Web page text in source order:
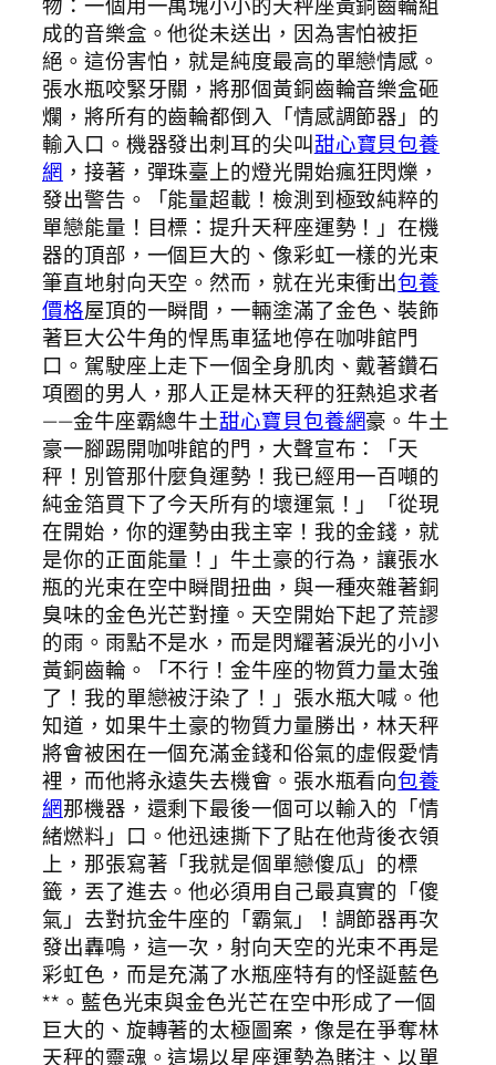
成的音樂盒。他從未送出，因為害怕被拒
絕。這份害怕，就是純度最高的單戀情感。
張水瓶咬緊牙關，將那個黃銅齒輪音樂盒砸
爛，將所有的齒輪都倒入「情感調節器」的
輸入口。機器發出刺耳的尖叫甜心寶貝包養
網 ，接著，彈珠臺上的燈光開始瘋狂閃爍，
發出警告。「能量超載！檢測到極致純粹的
單戀能量！目標：提升天秤座運勢！」在機
器的頂部，一個巨大的、像彩虹一樣的光束
筆直地射向天空。然而，就在光束衝出包養
價格屋頂的一瞬間，一輛塗滿了金色、裝飾
著巨大公牛角的悍馬車猛地停在咖啡館門
口。駕駛座上走下一個全身肌肉、戴著鑽石
項圈的男人，那人正是林天秤的狂熱追求者
——金牛座霸總牛土甜心寶貝包養網豪。牛土
豪一腳踢開咖啡館的門，大聲宣布：「天
秤！別管那什麼負運勢！我已經用一百噸的
純金箔買下了今天所有的壞運氣！」「從現
在開始，你的運勢由我主宰！我的金錢，就
是你的正面能量！」牛土豪的行為，讓張水
瓶的光束在空中瞬間扭曲，與一種夾雜著銅
臭味的金色光芒對撞。天空開始下起了荒謬
的雨。雨點不是水，而是閃耀著淚光的小小
黃銅齒輪。「不行！金牛座的物質力量太強
了！我的單戀被汙染了！」張水瓶大喊。他
知道，如果牛土豪的物質力量勝出，林天秤
將會被困在一個充滿金錢和俗氣的虛假愛情
裡，而他將永遠失去機會。張水瓶看向包養
網那機器，還剩下最後一個可以輸入的「情
緒燃料」口。他迅速撕下了貼在他背後衣領
上，那張寫著「我就是個單戀傻瓜」的標
籤，丟了進去。他必須用自己最真實的「傻
氣」去對抗金牛座的「霸氣」！調節器再次
發出轟鳴，這一次，射向天空的光束不再是
彩虹色，而是充滿了水瓶座特有的怪誕藍色
**。藍色光束與金色光芒在空中形成了一個
巨大的、旋轉著的太極圖案，像是在爭奪林
天秤的靈魂。這場以星座運勢為賭注、以單